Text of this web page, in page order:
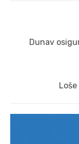
navigation
Previous
Dunav
Next